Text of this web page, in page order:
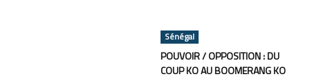
Sénégal
POUVOIR / OPPOSITION : DU
COUP KO AU BOOMERANG KO